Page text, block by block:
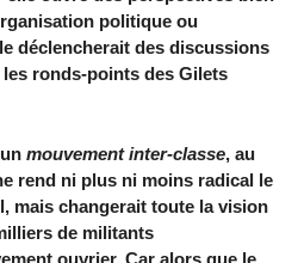
politique ou
déclencherait des discussions
ronds-points des Gilets
mouvement inter-classe, au
rend ni plus ni moins radical le
mais changerait toute la vision
de militants
ouvrier. Car alors que le